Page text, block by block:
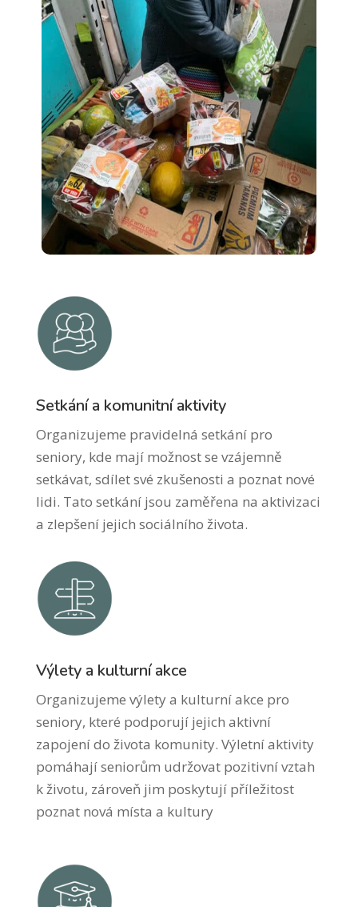
Setkání a komunitní aktivity
Organizujeme pravidelná setkání pro
seniory, kde mají možnost se vzájemně
setkávat, sdílet své zkušenosti a poznat nové
lidi. Tato setkání jsou zaměřena na aktivizaci
a zlepšení jejich sociálního života.
Výlety a kulturní akce
Organizujeme výlety a kulturní akce pro
seniory, které podporují jejich aktivní
zapojení do života komunity. Výletní aktivity
pomáhají seniorům udržovat pozitivní vztah
k životu, zároveň jim poskytují příležitost
poznat nová místa a kultury